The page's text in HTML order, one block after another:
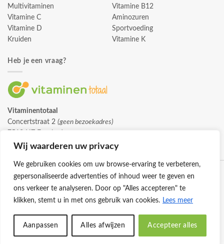
Wij waarderen uw privacy
We gebruiken cookies om uw browse-ervaring te verbeteren,
gepersonaliseerde advertenties of inhoud weer te geven en
ons verkeer te analyseren. Door op "Alles accepteren" te
klikken, stemt u in met ons gebruik van cookies. Lees meer
Aanpassen Alles afwijzen Accepteer alles
Multivitaminen
Vitamine C
Vitamine D
Kruiden
Vitamine B12
Aminozuren
Sportvoeding
Vitamine K
Heb je een vraag?
Vitaminentotaal
Concertstraat 2 (geen bezoekadres)
info@vitaminentotaal.nl
© 2026 -Vitaminentotaal.nl